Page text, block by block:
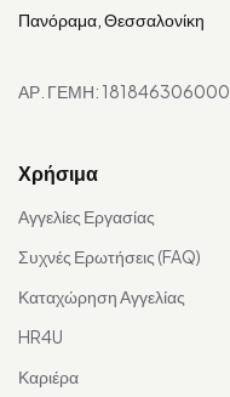
Πανόραμα, Θεσσαλονίκη
ΑΡ. ΓΕΜΗ: 181846306000
Χρήσιμα
Αγγελίες Εργασίας
Συχνές Ερωτήσεις (FAQ)
Καταχώρηση Αγγελίας
HR4U
Καριέρα